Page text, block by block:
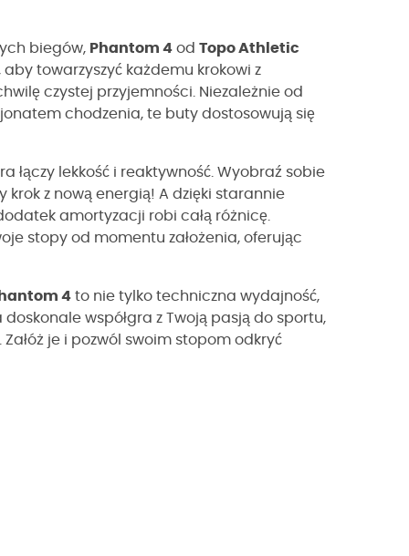
biegów, Phantom 4 od Topo Athletic
towarzyszyć każdemu krokowi z
czystej przyjemności. Niezależnie od
chodzenia, te buty dostosowują się
łączy lekkość i reaktywność. Wyobraź sobie
z nową energią! A dzięki starannie
amortyzacji robi całą różnicę.
stopy od momentu założenia, oferując
4 to nie tylko techniczna wydajność,
współgra z Twoją pasją do sportu,
je i pozwól swoim stopom odkryć